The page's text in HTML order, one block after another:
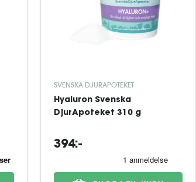
SVENSKA DJURAPOTEKET
Hyaluron Svenska
DjurApoteket 310 g
394:-